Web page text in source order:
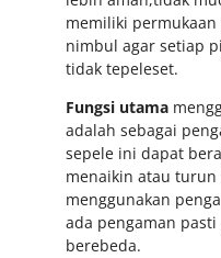
memiliki
nimbul agar setiap
tidak tepeleset.
Fungsi utama
adalah sebagai
sepele ini dapat
menaikin atau turun
menggunakan
ada pengaman
berebeda.